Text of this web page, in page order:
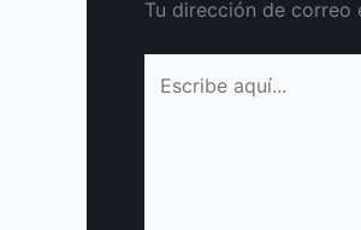
Tu dirección de correo
aquí...